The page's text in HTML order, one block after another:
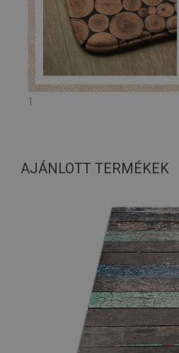
1
AJÁNLOTT TERMÉKEK